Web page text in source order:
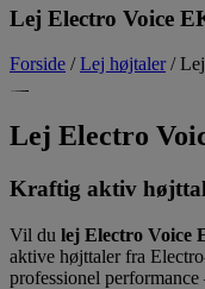
Lej Electro Voice
Forside /Lej højtaler/ Lej
Lej Electro
Kraftig aktiv
Vil du lej Electro Voice
aktive højttaler fra
professionel